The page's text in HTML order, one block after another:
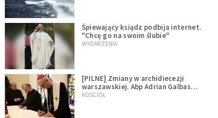
Śpiewający ksiądz podbija internet.
"Chcę go na swoim ślubie"
WYDARZENIA
[PILNE] Zmiany w archidiecezji
warszawskiej. Abp Adrian Galbas
wręczył dekrety nowym proboszczom
KOŚCIÓŁ